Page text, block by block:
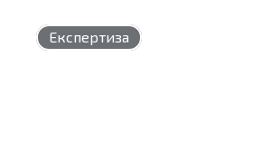
Експертиза